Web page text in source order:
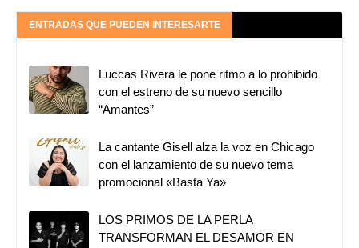
ENTRADAS QUE PUEDEN INTERESARTE
Luccas Rivera le pone ritmo a lo prohibido
con el estreno de su nuevo sencillo
“Amantes”
La cantante Gisell alza la voz en Chicago
con el lanzamiento de su nuevo tema
promocional «Basta Ya»
LOS PRIMOS DE LA PERLA
TRANSFORMAN EL DESAMOR EN